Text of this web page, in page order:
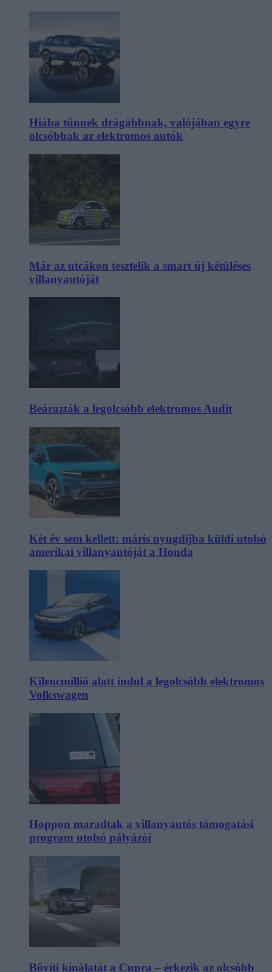
Hiába tűnnek drágábbnak, valójában egyre
olcsóbbak az elektromos autók
Már az utcákon tesztelik a smart új kétüléses
villanyautóját
Beárazták a legolcsóbb elektromos Audit
Két év sem kellett: máris nyugdíjba küldi utolsó
amerikai villanyautóját a Honda
Kilencmillió alatt indul a legolcsóbb elektromos
Volkswagen
Hoppon maradtak a villanyautós támogatási
program utolsó pályázói
Bővíti kínálatát a Cupra – érkezik az olcsóbb